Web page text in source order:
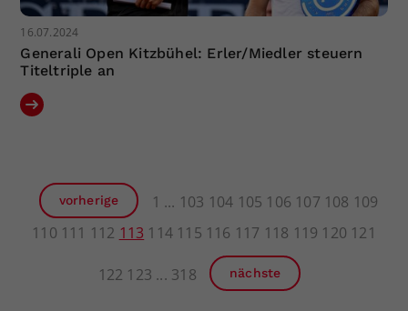
16.07.2024
Generali Open Kitzbühel: Erler/Miedler steuern
Titeltriple an
vorherige 1 103 104 105 106 107 108 109
110 111 112 113 114 115 116 117 118 119 120 121
122 123 318 nächste